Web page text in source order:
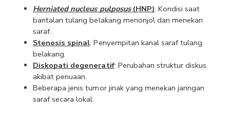
Herniated nucleus pulposus (HNP): Kondisi saat
bantalan tulang belakang menonjol dan menekan
saraf.
Stenosis spinal: Penyempitan kanal saraf tulang
belakang.
Diskopati degeneratif: Perubahan struktur diskus
akibat penuaan.
Beberapa jenis tumor jinak yang menekan jaringan
saraf secara lokal.